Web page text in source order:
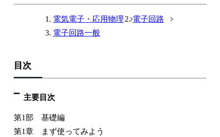
電気電子・応用物理
電子回路
電子回路一般
目次
主要目次
第1部 基礎編
第1章 まず使ってみよう